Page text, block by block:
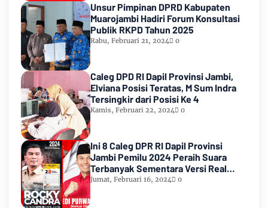
Unsur Pimpinan DPRD Kabupaten
Muarojambi Hadiri Forum Konsultasi
Publik RKPD Tahun 2025
Rabu, Februari 21, 2024 0
Caleg DPD RI Dapil Provinsi Jambi,
Elviana Posisi Teratas, M Sum Indra
Tersingkir dari Posisi Ke 4
Kamis, Februari 22, 2024 0
Ini 8 Caleg DPR RI Dapil Provinsi
Jambi Pemilu 2024 Peraih Suara
Terbanyak Sementara Versi Real
Count KPU RI
Jumat, Februari 16, 2024 0